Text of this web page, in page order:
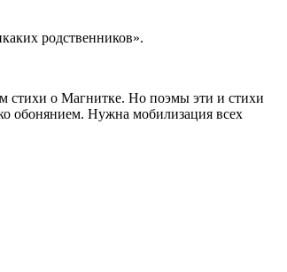
родственников».
стихи о Магнитке. Но поэмы эти и стихи
обонянием. Нужна мобилизация всех